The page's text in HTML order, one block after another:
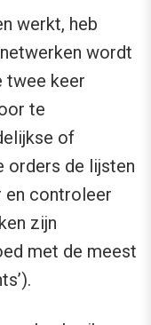
werkt, heb
wordt
twee keer
te
of
orders de lijsten
en controleer
zijn
met de meest